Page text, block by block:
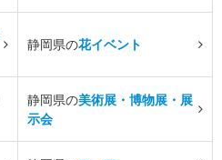
静岡県の花イベント
静岡県の美術展・博物展・展
示会